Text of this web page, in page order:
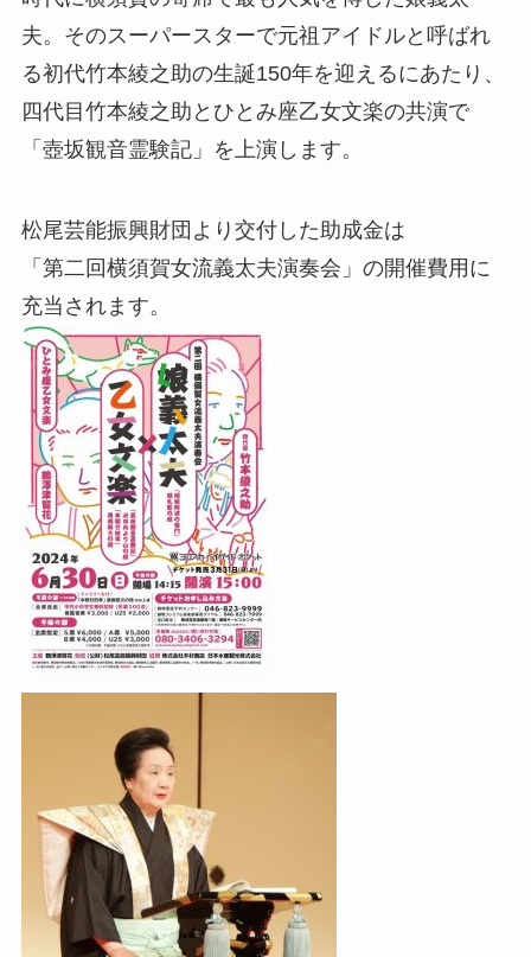
夫。そのスーパースターで元祖アイドルと呼ばれ
る初代竹本綾之助の生誕150年を迎えるにあたり、
四代目竹本綾之助とひとみ座乙女文楽の共演で
「壺坂観音霊験記」を上演します。
松尾芸能振興財団より交付した助成金は
「第二回横須賀女流義太夫演奏会」の開催費用に
充当されます。